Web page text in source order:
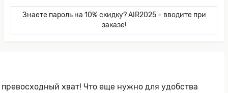
Знаете пароль на 10% скидку? AIR2025 – вводите при
заказе!
хват! Что еще нужно для удобства